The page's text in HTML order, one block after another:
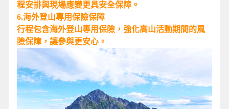
程安排與現場應變更具安全保障。
6.海外登山專用保險保障
行程包含海外登山專用保險，強化高山活動期間的風
險保障，讓參與更安心。